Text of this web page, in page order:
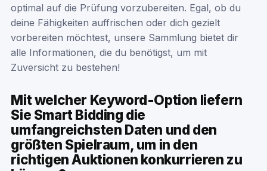
optimal auf die Prüfung vorzubereiten. Egal, ob du
deine Fähigkeiten auffrischen oder dich gezielt
vorbereiten möchtest, unsere Sammlung bietet dir
alle Informationen, die du benötigst, um mit
Zuversicht zu bestehen!
Mit welcher Keyword-Option liefern
Sie Smart Bidding die
umfangreichsten Daten und den
größten Spielraum, um in den
richtigen Auktionen konkurrieren zu